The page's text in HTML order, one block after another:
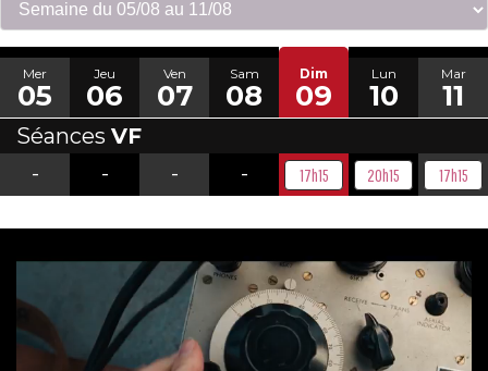
Mer
05
Jeu
06
Ven
07
Sam
08
Dim
09
Lun
10
Mar
11
Séances VF
-
- - - 17h15 20h15 17h15